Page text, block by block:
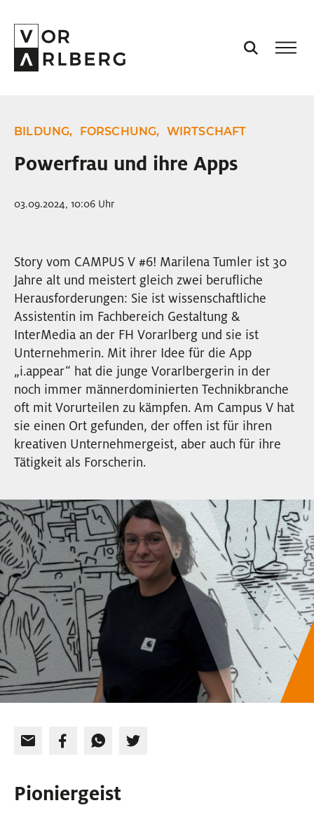
VISION
EVENTS
NEWSLETTER
BILDUNG, FORSCHUNG, WIRTSCHAFT
Powerfrau und ihre Apps
03.09.2024, 10:06 Uhr
Story vom CAMPUS V #6! Marilena Tumler ist 30
Jahre alt und meistert gleich zwei berufliche
Herausforderungen: Sie ist wissenschaftliche
Assistentin im Fachbereich Gestaltung &
InterMedia an der FH Vorarlberg und sie ist
Unternehmerin. Mit ihrer Idee für die App
„i.appear“ hat die junge Vorarlbergerin in der
noch immer männerdominierten Technikbranche
oft mit Vorurteilen zu kämpfen. Am Campus V hat
sie einen Ort gefunden, der offen ist für ihren
kreativen Unternehmergeist, aber auch für ihre
Tätigkeit als Forscherin.
Pioniergeist